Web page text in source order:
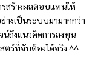
รสร้างผลตอบแทนให้
างเป็นระบบมามากกว่า
น์ถึงแนวคิดการลงทุน
ตร์ที่จับต้องได้จริง ^^